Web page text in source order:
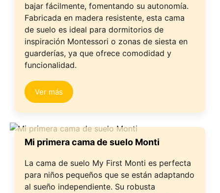
bajar fácilmente, fomentando su autonomía.
Fabricada en madera resistente, esta cama
de suelo es ideal para dormitorios de
inspiración Montessori o zonas de siesta en
guarderías, ya que ofrece comodidad y
funcionalidad.
Ver más
Mi primera cama de suelo Monti
La cama de suelo My First Monti es perfecta
para niños pequeños que se están adaptando
al sueño independiente. Su robusta